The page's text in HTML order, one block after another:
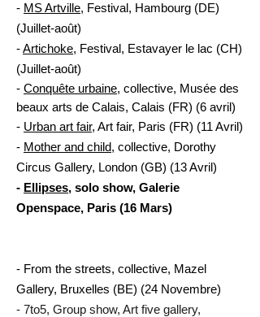
- MS Artville, Festival, Hambourg (DE)
(Juillet-août)
-Artichoke, Festival, Estavayer le lac (CH)
(Juillet-août)
- Conquête urbaine, collective, Musée des
beaux arts de Calais, Calais (FR) (6 avril)
- Urban art fair, Art fair, Paris (FR) (11 Avril)
- Mother and child, collective, Dorothy
Circus Gallery, London (GB) (13 Avril)
- Ellipses, solo show, Galerie
Openspace, Paris (16 Mars)
- From the streets, collective, Mazel
Gallery, Bruxelles (BE) (24 Novembre)
- 7to5, Group show, Art five gallery,